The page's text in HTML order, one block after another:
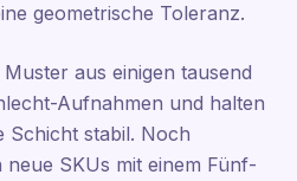
geometrische Toleranz.
aus einigen tausend
Aufnahmen und halten
Schicht stabil. Noch
SKUs mit einem Fünf-